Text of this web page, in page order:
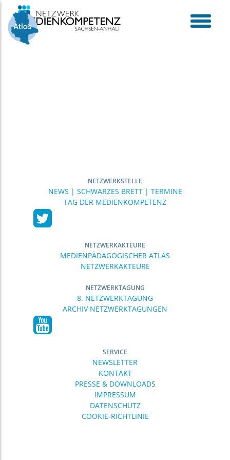
toggle
menu
Skip
content
NETZWERKSTELLE
NEWS | SCHWARZES BRETT | TERMINE
TAG DER MEDIENKOMPETENZ
NETZWERKAKTEURE
MEDIENPÄDAGOGISCHER ATLAS
NETZWERKAKTEURE
NETZWERKTAGUNG
8. NETZWERKTAGUNG
ARCHIV NETZWERKTAGUNGEN
SERVICE
NEWSLETTER
KONTAKT
PRESSE & DOWNLOADS
IMPRESSUM
DATENSCHUTZ
COOKIE-RICHTLINIE